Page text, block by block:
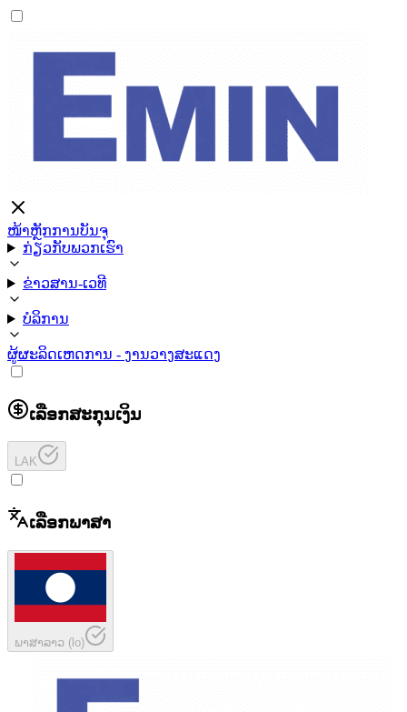
ໜ້າຫຼັກການບັນຈຸ
ກ່ຽວກັບພວກເຮົາ
ຂ່າວສານ-ເວທີ
ບໍລິການ
ຜູ້ຜະລິດເຫດການ - ງານວາງສະແດງ
ເລືອກສະກຸນເງິນ
LAK
ເລືອກພາສາ
ພາສາລາວ (lo)